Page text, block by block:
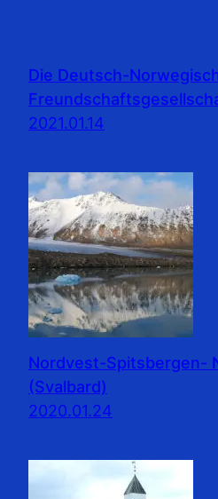
Die Deutsch-
2021.01.14
Nordvest-Spitsbergen-
(Svalbard)
2020.01.24